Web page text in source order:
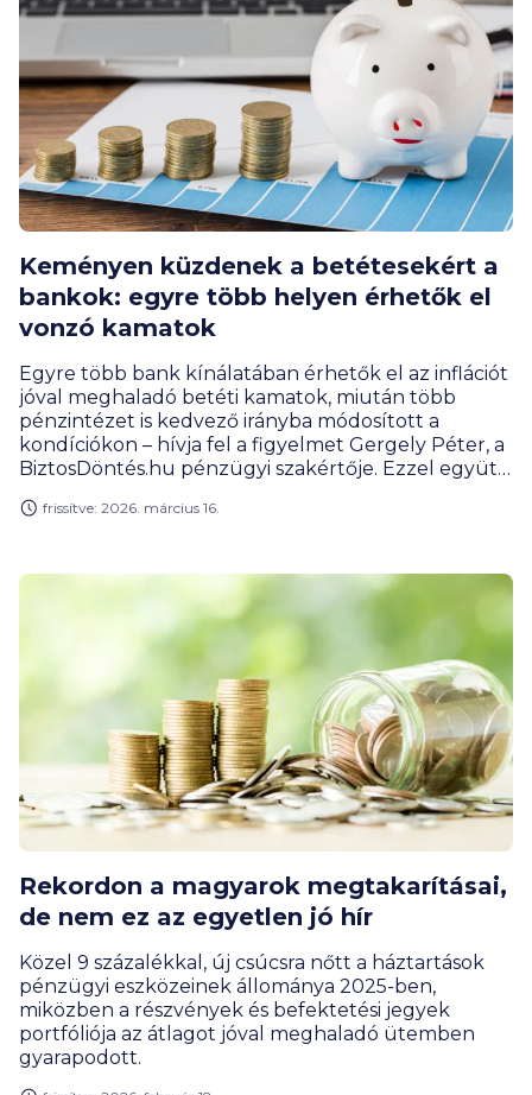
Keményen küzdenek a betétesekért a
bankok: egyre több helyen érhetők el
vonzó kamatok
Egyre több bank kínálatában érhetők el az inflációt
jóval meghaladó betéti kamatok, miután több
pénzintézet is kedvező irányba módosított a
kondíciókon – hívja fel a figyelmet Gergely Péter, a
BiztosDöntés.hu pénzügyi szakértője. Ezzel együtt
szabad számlapénz a lakosságnál.
frissítve: 2026. március 16.
Rekordon a magyarok megtakarításai,
de nem ez az egyetlen jó hír
Közel 9 százalékkal, új csúcsra nőtt a háztartások
pénzügyi eszközeinek állománya 2025-ben,
miközben a részvények és befektetési jegyek
portfóliója az átlagot jóval meghaladó ütemben
gyarapodott.